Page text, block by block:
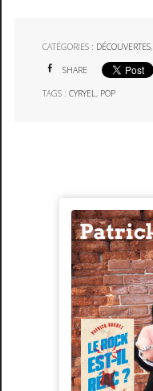
CATÉGORIES : DÉCOUVERTES,
SHARE
TAGS :CYRYEL , POP